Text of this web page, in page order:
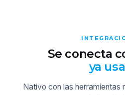
Se conecta
ya
Nativo con las herramientas